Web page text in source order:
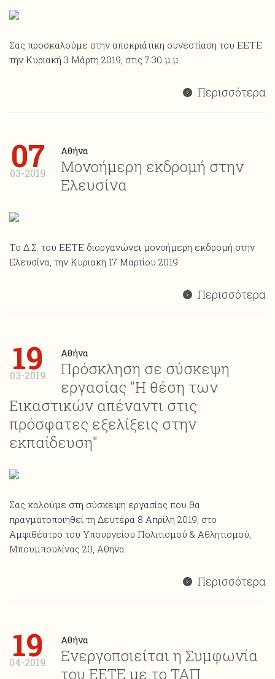
Σας προσκαλούμε στην αποκριάτικη συνεστίαση του ΕΕΤΕ
την Κυριακή 3 Μάρτη 2019, στις 7.30 μ.μ.
Περισσότερα
07
03-2019
Αθήνα
Μονοήμερη εκδρομή στην
Ελευσίνα
Το Δ.Σ. του ΕΕΤΕ διοργανώνει μονοήμερη εκδρομή στην
Ελευσίνα, την Κυριακή 17 Μαρτίου 2019
Περισσότερα
19
03-2019
Αθήνα
Πρόσκληση σε σύσκεψη
εργασίας "Η θέση των
Εικαστικών απέναντι στις
πρόσφατες εξελίξεις στην
εκπαίδευση"
Σας καλούμε στη σύσκεψη εργασίας που θα
πραγματοποιηθεί τη Δευτέρα 8 Απρίλη 2019, στο
Αμφιθέατρο του Υπουργείου Πολιτισμού & Αθλητισμού,
Μπουμπουλίνας 20, Αθήνα
Περισσότερα
19
04-2019
Αθήνα
Ενεργοποιείται η Συμφωνία
του ΕΕΤΕ με το ΤΑΠ